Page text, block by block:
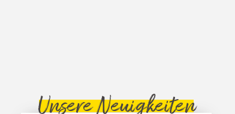
Unsere Neuigkeiten